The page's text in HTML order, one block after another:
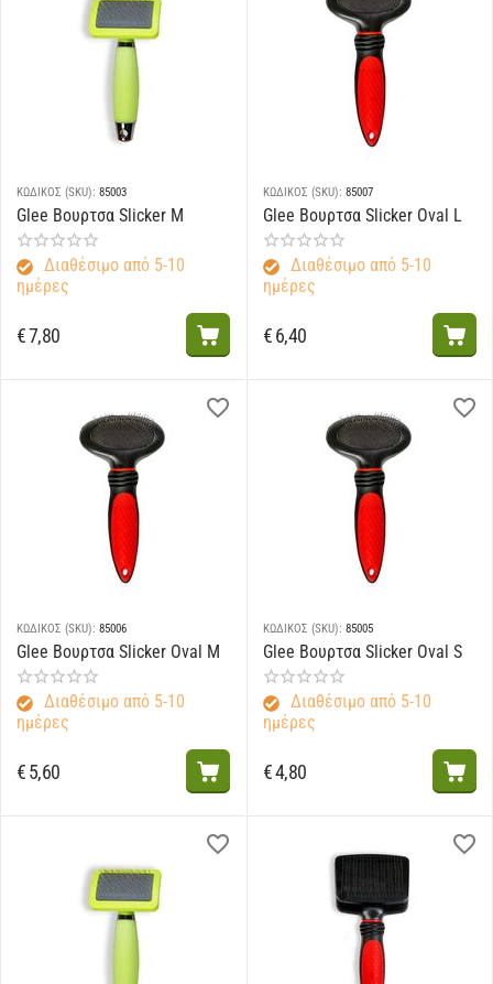
ΚΩΔΙΚΟΣ (SKU): 85003
Glee Βουρτσα Slicker M
Διαθέσιμο από 5-10
ημέρες
€7,80
ΚΩΔΙΚΟΣ (SKU): 85007
Glee Βουρτσα Slicker Oval L
Διαθέσιμο από 5-10
ημέρες
€6,40
ΚΩΔΙΚΟΣ (SKU): 85006
Glee Βουρτσα Slicker Oval M
Διαθέσιμο από 5-10
ημέρες
€5,60
ΚΩΔΙΚΟΣ (SKU): 85005
Glee Βουρτσα Slicker Oval S
Διαθέσιμο από 5-10
ημέρες
€4,80